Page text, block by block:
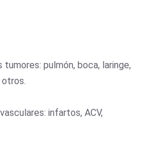
pulmón, boca, laringe,
infartos, ACV,